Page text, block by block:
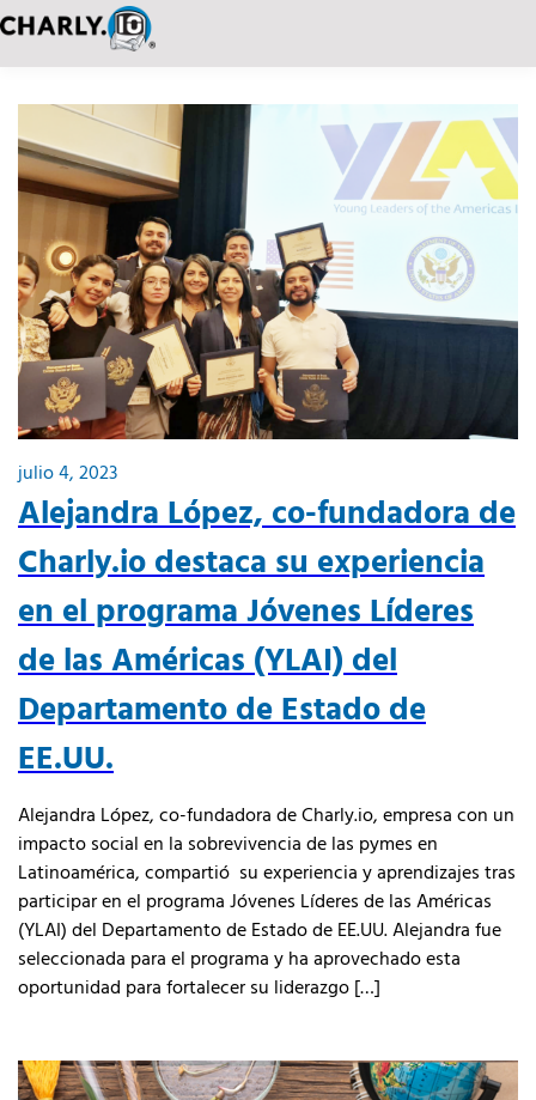
julio 4, 2023
Alejandra López, co-fundadora de
Charly.io destaca su experiencia
en el programa Jóvenes Líderes
de las Américas (YLAI) del
Departamento de Estado de
EE.UU.
Alejandra López, co-fundadora de Charly.io, empresa con un
impacto social en la sobrevivencia de las pymes en
Latinoamérica, compartió su experiencia y aprendizajes tras
participar en el programa Jóvenes Líderes de las Américas
(YLAI) del Departamento de Estado de EE.UU. Alejandra fue
seleccionada para el programa y ha aprovechado esta
oportunidad para fortalecer su liderazgo […]